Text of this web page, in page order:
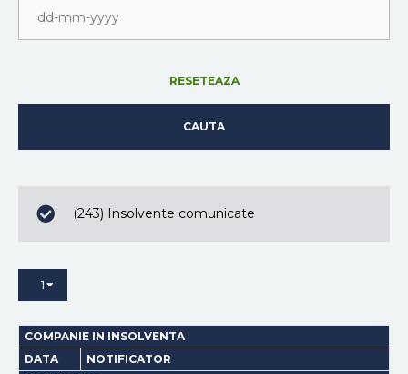
RESETEAZA
CAUTA
(243) Insolvente comunicate
1
DATA
COMPANIE IN INSOLVENTA
NOTIFICATOR